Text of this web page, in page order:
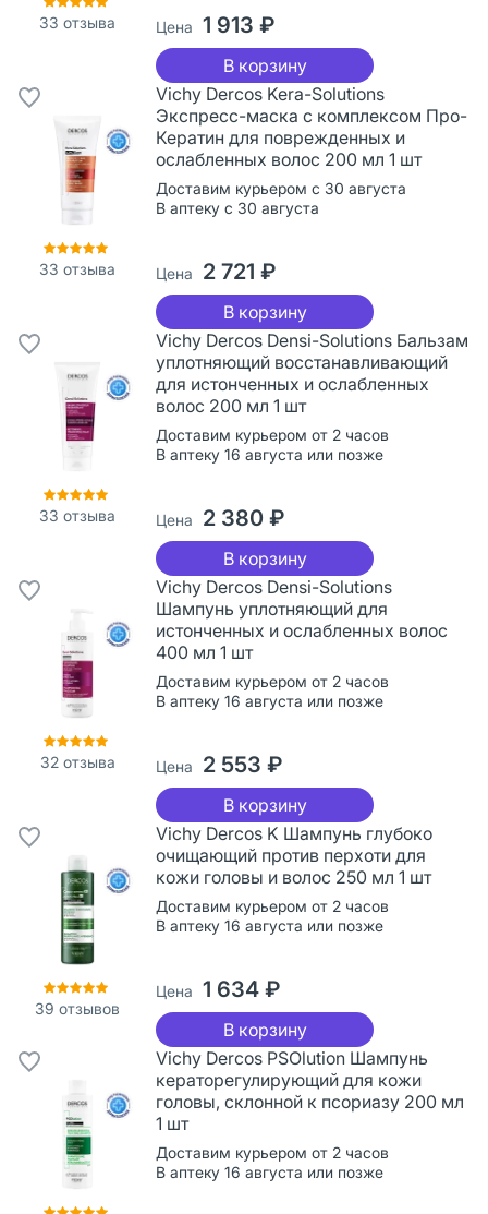
33 отзыва Цена 1 913 ₽
В корзину
33 отзыва
Vichy Dercos Kera-Solutions
Экспресс-маска с комплексом Про-
Кератин для поврежденных и
ослабленных волос 200 мл 1 шт
Доставим курьером с 30 августа
В аптеку с 30 августа
Цена 2 721 ₽
В корзину
33 отзыва
Vichy Dercos Densi-Solutions Бальзам
уплотняющий восстанавливающий
для истонченных и ослабленных
волос 200 мл 1 шт
Доставим курьером от 2 часов
В аптеку 16 августа или позже
Цена 2 380 ₽
В корзину
32отзыва
Vichy Dercos Densi-Solutions
Шампунь уплотняющий для
истонченных и ослабленных волос
400 мл 1 шт
Доставим курьером от 2 часов
В аптеку 16 августа или позже
Цена 2 553 ₽
В корзину
39 отзывов
Vichy Dercos K Шампунь глубоко
очищающий против перхоти для
кожи головы и волос 250 мл 1 шт
Доставим курьером от 2 часов
В аптеку 16 августа или позже
Цена 1 634 ₽
В корзину
Vichy Dercos PSOlution Шампунь
кераторегулирующий для кожи
головы, склонной к псориазу 200 мл
1 шт
Доставим курьером от 2 часов
В аптеку 16 августа или позже